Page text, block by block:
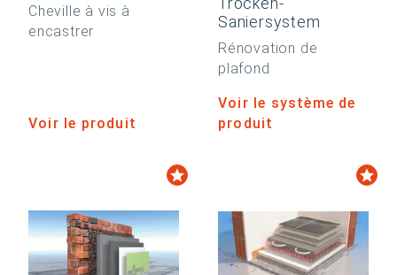
Cheville à vis à
encastrer
Voir le produit
Saniersystem
Rénovation de
plafond
Voir le système de
produit